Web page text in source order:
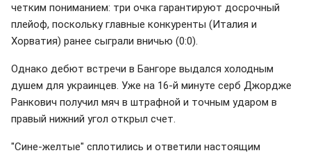
четким пониманием: три очка гарантируют досрочный
плейоф, поскольку главные конкуренты (Италия и
Хорватия) ранее сыграли вничью (0:0).
Однако дебют встречи в Бангоре выдался холодным
душем для украинцев. Уже на 16-й минуте серб Джордже
Ранкович получил мяч в штрафной и точным ударом в
правый нижний угол открыл счет.
"Сине-желтые" сплотились и ответили настоящим